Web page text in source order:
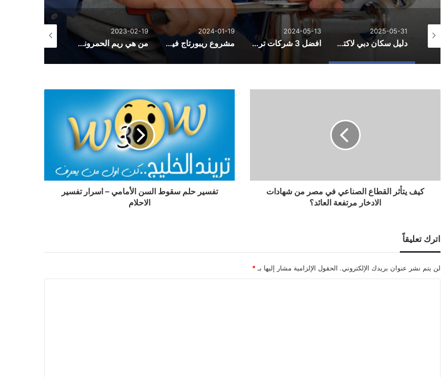
2025-05-31
دليل سكان دبي لاكتشاف التسربات المخفية بدون تكسير أو فوضى
2024-05-13
افضل 3 شركات تركيب جبس بورد بالامارات
2024-01-19
مشروع ريبورتاج فيليدج في دبي لاند – للفخامة عنوان
2023-02-19
من هي ريم الحمروني وسبب وفاتها
2023-02-19
كيف يتأثر القطاع الصناعي في مصر من شهادات
الادخار مرتفعة العائد؟
تفسير حلم سقوط السن الأمامي – اسرار تفسير
الاحلام
اترك تعليقاً
لن يتم نشر عنوان بريدك الإلكتروني. الحقول الإلزامية مشار إليها بـ *